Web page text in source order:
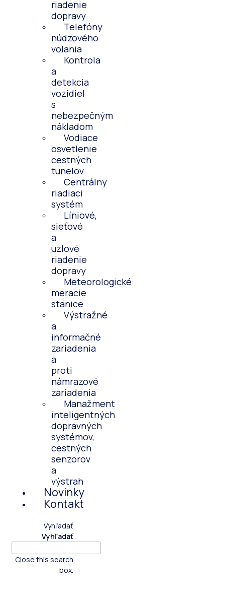
riadenie
dopravy
Telefóny
núdzového
volania
Kontrola
a
detekcia
vozidiel
s
nebezpečným
nákladom
Vodiace
osvetlenie
cestných
tunelov
Centrálny
riadiaci
systém
Líniové,
sieťové
a
uzlové
riadenie
dopravy
Meteorologické
meracie
stanice
Výstražné
a
informačné
zariadenia
a
proti
námrazové
zariadenia
Manažment
inteligentných
dopravných
systémov,
cestných
senzorov
a
výstrah
Novinky
Kontakt
Vyhľadať
Vyhľadať
Close this search
box.